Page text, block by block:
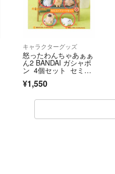
キャラクターグッズ
怒ったわんちゃあぁぁ
ん2 BANDAI ガシャポ
ン 4個セット セミコ
ンプリート 新品未使
用
¥1,550